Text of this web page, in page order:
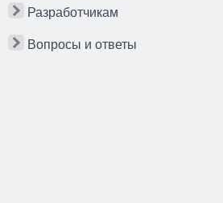
Разработчикам
Вопросы и ответы